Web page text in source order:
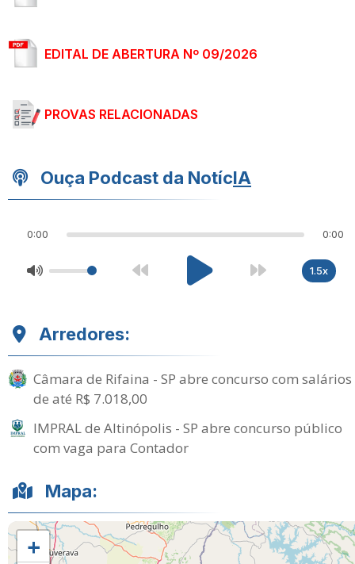
EDITAL DE ABERTURA Nº 09/2026
PROVAS RELACIONADAS
Ouça Podcast da NotícIA
0:00 0:00
1.5x
Arredores:
Câmara de Rifaina - SP abre concurso com salários
de até R$ 7.018,00
IMPRAL de Altinópolis - SP abre concurso público
com vaga para Contador
Mapa:
+